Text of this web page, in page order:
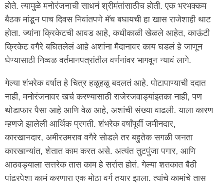
होते. त्यामुळे मनोरंजनाची साधनं श्रीमंतांसाठीच होती. एक भरभक्कम
बैठक मांडून पाच दिवस निवांतपणे मॅच बघायची हा खास राजेशाही थाट
होता. ज्यांना क्रिकेटची आवड आहे, कधीकाळी खेळले आहेत, काऊंटी
क्रिकेट वगैरे बघितलेलं आहे अशांना मैदानावर काय घडलं हे जाणून
घेण्यासाठी निव्वळ वर्तमानपत्रांतील वर्णनांवर भागवून न्यावं लागे.
गेल्या शंभरेक वर्षात हे चित्र हळूहळू बदलतं आहे. पोटापाण्याची ददात
नाही, मनोरंजनावर खर्च करण्यासाठी राजेरजवाड्यांइतका नाही, पण
थोडाफार पैसा आहे आणि वेळ आहे, अशांची संख्या वाढली. याला कारण
म्हणजे झालेली आर्थिक प्रगती. शंभरेक वर्षांपूर्वी जमीनदार,
कारखानदार, अमीरउमराव वगैरे सोडले तर बहुतेक सगळी जनता
कारखान्यांत, शेतात काम करत असे. अत्यंत तुटपुंजा पगार, आणि
आठवड्याला सत्तरेक तास काम हे सर्रास होतं. गेल्या शतकात बैठी
पांढरपेशा कामं करणारा एक मोठा वर्ग तयार झाला. त्यांचे कामांचे तास